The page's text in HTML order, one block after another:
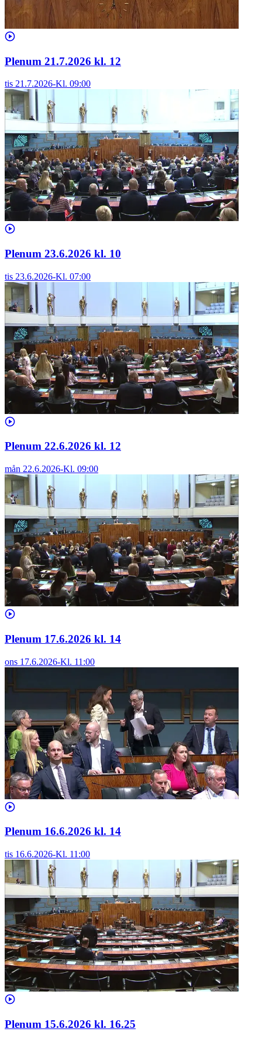
Plenum 21.7.2026 kl. 12
tis 21.7.2026-Kl. 09:00
Plenum 23.6.2026 kl. 10
tis 23.6.2026-Kl. 07:00
Plenum 22.6.2026 kl. 12
mån 22.6.2026-Kl. 09:00
Plenum 17.6.2026 kl. 14
ons 17.6.2026-Kl. 11:00
Plenum 16.6.2026 kl. 14
tis 16.6.2026-Kl. 11:00
Plenum 15.6.2026 kl. 16.25